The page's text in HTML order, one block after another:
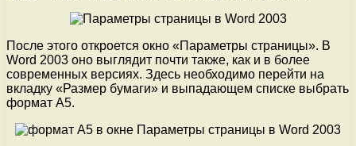
После этого откроется окно «Параметры страницы». В
Word 2003 оно выглядит почти также, как и в более
современных версиях. Здесь необходимо перейти на
вкладку «Размер бумаги» и выпадающем списке выбрать
формат A5.